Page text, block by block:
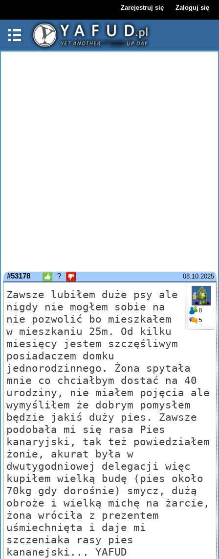
Zarejestruj się Zaloguj się
08.10.2025
#53178 ?
8
5
Zawsze lubiłem duże psy ale
nigdy nie mogłem sobie na
nie pozwolić bo mieszkałem
w mieszkaniu 25m. Od kilku
miesięcy jestem szczęśliwym
posiadaczem domku
jednorodzinnego. Żona spytała
mnie co chciałbym dostać na 40
urodziny, nie miałem pojęcia ale
wymyśliłem że dobrym pomysłem
będzie jakiś duży pies. Zawsze
podobała mi się rasa Pies
kanaryjski, tak też powiedziałem
żonie, akurat była w
dwutygodniowej delegacji więc
kupiłem wielką budę (pies około
70kg gdy dorośnie) smycz, dużą
obroże i wielką michę na żarcie,
żona wróciła z prezentem
uśmiechnięta i daje mi
szczeniaka rasy pies
kananejski... YAFUD